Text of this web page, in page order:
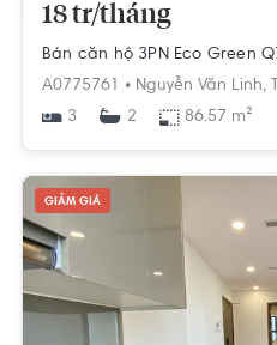
18 tr/tháng
A0775761 • Nguyễn Văn Linh,
3
2 86.57 m²
GIẢM GIÁ